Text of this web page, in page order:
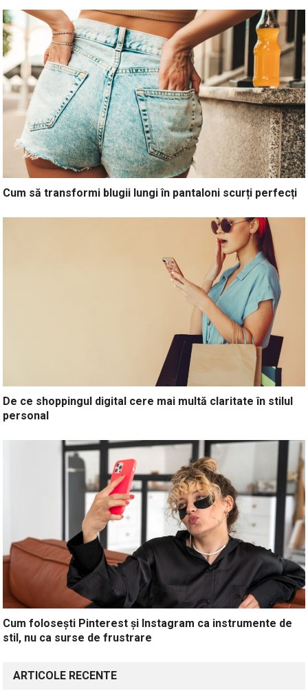
Cum să transformi blugii lungi în pantaloni scurți perfecți
De ce shoppingul digital cere mai multă claritate în stilul
personal
Cum folosești Pinterest și Instagram ca instrumente de
stil, nu ca surse de frustrare
ARTICOLE RECENTE